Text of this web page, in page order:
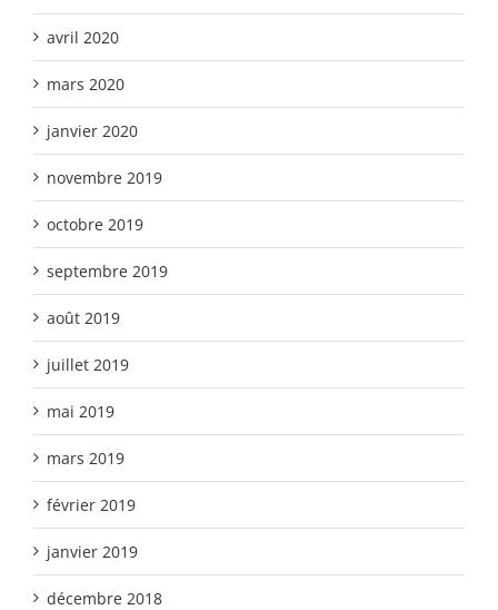
avril 2020
mars 2020
janvier 2020
novembre 2019
octobre 2019
septembre 2019
août 2019
juillet 2019
mai 2019
mars 2019
février 2019
janvier 2019
décembre 2018